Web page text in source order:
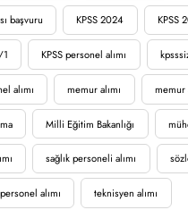
başvuru KPSS 2024 KPSS
1 KPSS personel alımı
alımı memur alımı memur
Milli Eğitim Bakanlığı
sağlık personeli alımı
alımı teknisyen alımı